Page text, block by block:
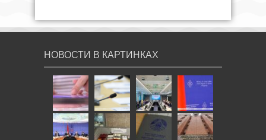
НОВОСТИ В КАРТИНКАХ